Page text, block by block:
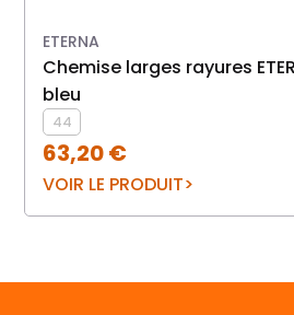
ETERNA
chemise larges rayures ETERNA modern fit
bleu
44
63,20€
VOIR LE PRODUIT